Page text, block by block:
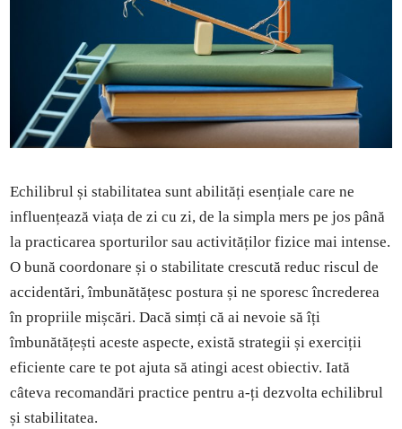
Echilibrul și stabilitatea sunt abilități esențiale care ne
influențează viața de zi cu zi, de la simpla mers pe jos până
la practicarea sporturilor sau activităților fizice mai intense.
O bună coordonare și o stabilitate crescută reduc riscul de
accidentări, îmbunătățesc postura și ne sporesc încrederea
în propriile mișcări. Dacă simți că ai nevoie să îți
îmbunătățești aceste aspecte, există strategii și exerciții
eficiente care te pot ajuta să atingi acest obiectiv. Iată
câteva recomandări practice pentru a-ți dezvolta echilibrul
și stabilitatea.